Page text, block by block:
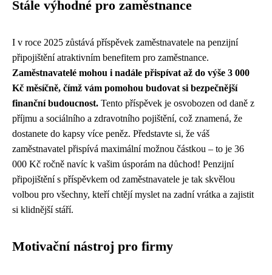
Stále výhodné pro zaměstnance
I v roce 2025 zůstává příspěvek zaměstnavatele na penzijní
připojištění atraktivním benefitem pro zaměstnance.
Zaměstnavatelé mohou i nadále přispívat až do výše 3 000
Kč měsíčně, čímž vám pomohou budovat si bezpečnější
finanční budoucnost. Tento příspěvek je osvobozen od daně z
příjmu a sociálního a zdravotního pojištění, což znamená, že
dostanete do kapsy více peněz. Představte si, že váš
zaměstnavatel přispívá maximální možnou částkou – to je 36
000 Kč ročně navíc k vašim úsporám na důchod! Penzijní
připojištění s příspěvkem od zaměstnavatele je tak skvělou
volbou pro všechny, kteří chtějí myslet na zadní vrátka a zajistit
si klidnější stáří.
Motivační nástroj pro firmy